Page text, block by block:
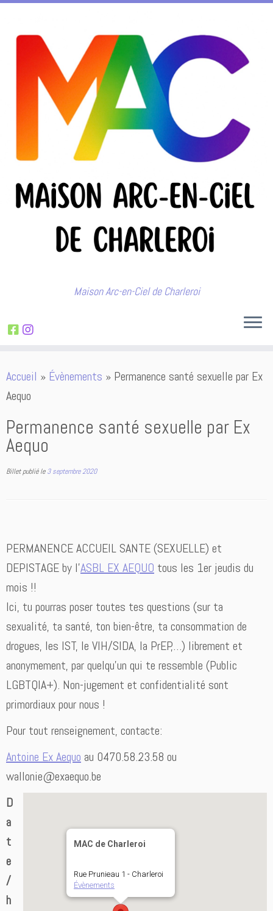
au
contenu
Maison Arc-en-Ciel de Charleroi
Accueil » Évènements » Permanence santé sexuelle par Ex
Aequo
Permanence santé sexuelle par Ex
Aequo
Billet publié le3 septembre 2020
PERMANENCE ACCUEIL SANTE (SEXUELLE) et
DEPISTAGE by l’ASBL EX AEQUO tous les 1er jeudis du
mois !!
Ici, tu pourras poser toutes tes questions (sur ta
sexualité, ta santé, ton bien-être, ta consommation de
drogues, les IST, le VIH/SIDA, la PrEP,…) librement et
anonymement, par quelqu’un qui te ressemble (Public
LGBTQIA+). Non-jugement et confidentialité sont
primordiaux pour nous !
Pour tout renseignement, contacte:
Antoine Ex Aequo au 0470.58.23.58 ou
wallonie@exaequo.be
MAC de Charleroi
Rue Prunieau 1 - Charleroi
Évènements
D
a
t
e
/
h